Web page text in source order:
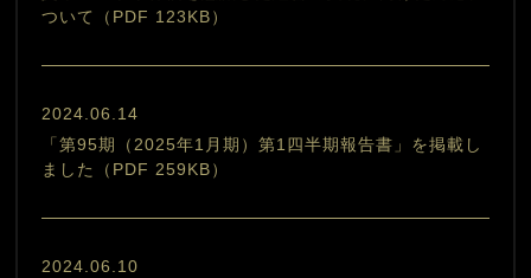
ついて（PDF 123KB）
2024.06.14
「第95期（2025年1月期）第1四半期報告書」を掲載し
ました（PDF 259KB）
2024.06.10